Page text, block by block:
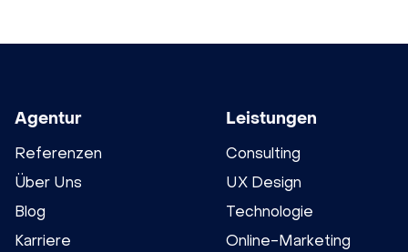
Agentur
Referenzen
Über Uns
Blog
Karriere
Leistungen
Consulting
UX Design
Technologie
Online-Marketing